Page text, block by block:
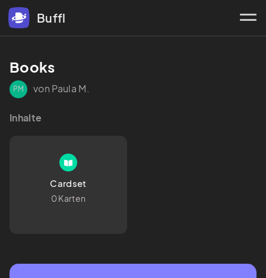
Buffl
Books
PM von Paula M.
Inhalte
Cardset
0 Karten